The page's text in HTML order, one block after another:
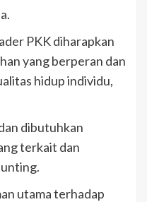
PKK diharapkan
yang berperan dan
hidup individu,
dibutuhkan
terkait dan
utama terhadap